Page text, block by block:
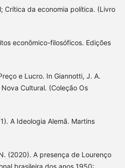
Crítica da economia política. (Livro
econômico-filosóficos. Edições
e Lucro. In Giannotti, J. A.
Cultural. (Coleção Os
A Ideologia Alemã. Martins
(2020). A presença de Lourenço
brasileira dos anos 1950: